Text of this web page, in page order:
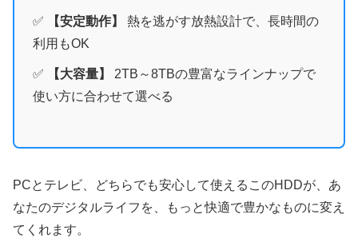
✅ 【安定動作】
熱を逃がす放熱設計で、長時間の
利用もOK
✅ 【大容量】
2TB～8TBの豊富なラインナップで
使い方に合わせて選べる
PCとテレビ、どちらでも安心して使えるこのHDDが、あ
なたのデジタルライフを、もっと快適で豊かなものに変え
てくれます。